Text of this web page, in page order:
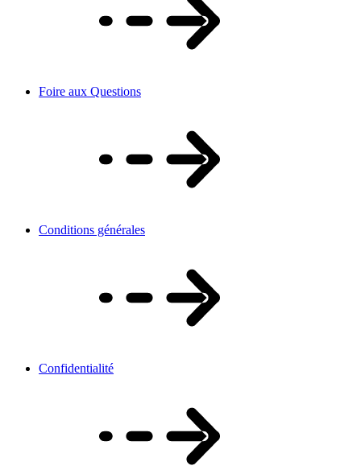
Foire aux Questions
Conditions générales
Confidentialité